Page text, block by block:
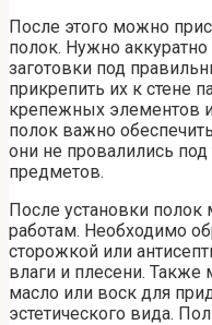
После этого можно
полок. Нужно
заготовки под
прикрепить их к стене
крепежных элементов
полок важно
они не провалились
предметов.
После установки
работам. Необходимо
сторожкой или
влаги и плесени.
масло или воск для
эстетического вида.